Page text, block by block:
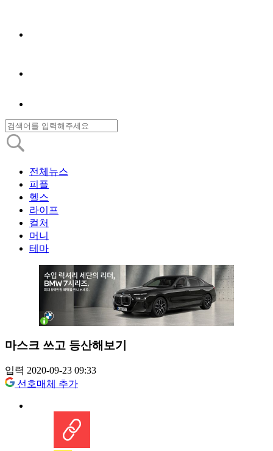
전체뉴스
피플
헬스
라이프
컬처
머니
테마
마스크 쓰고 등산해보기
입력 2020-09-23 09:33
선호매체 추가